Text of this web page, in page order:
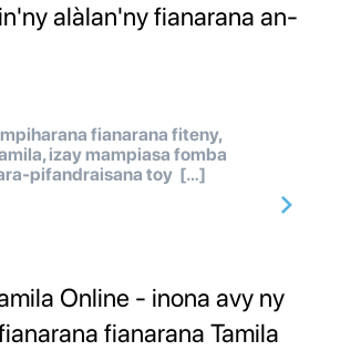
alàlan'ny fianarana an-
fianarana fiteny,
izay mampiasa fomba
pifandraisana toy […]
Online - inona avy ny
fianarana Tamila